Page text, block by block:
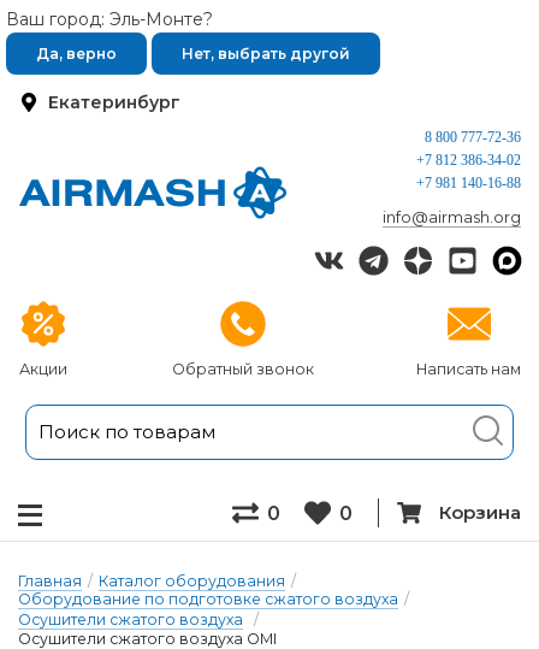
Екатеринбург
Ваш город: Эль-Монте?
Да, верно Нет, выбрать другой
Акции Обратный звонок Написать нам
8 800 777-72-36
+7 812 386-34-02
+7 981 140-16-88
info@airmash.org
0 0 Корзина
Главная / Каталог оборудования /
Оборудование по подготовке сжатого воздуха /
Осушители сжатого воздуха
/
Осушители сжатого воздуха OMI